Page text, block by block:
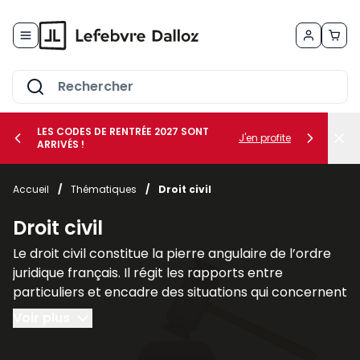
le sous-menu Vos métiers
le sous-menu Vos besoins
LES CODES DE RENTRÉE 2027 SONT
ARRIVÉS !
J'en profite
Accueil / Thématiques / Droit civil
Droit civil
Le droit civil constitue la pierre angulaire de l’ordre
juridique français. Il régit les rapports entre
particuliers et encadre des situations qui concernent
chacun au quotidien, telles que la famille, les
contrats, la propriété ou la responsabilité civile